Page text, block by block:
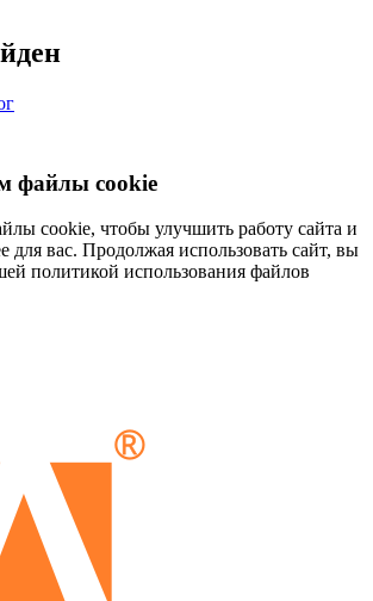
файлы cookie
cookie, чтобы улучшить работу сайта и
для вас. Продолжая использовать сайт, вы
политикой использования файлов